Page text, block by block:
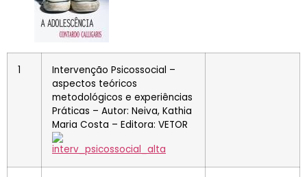
1
Intervenção Psicossocial –
aspectos teóricos
metodológicos e experiências
Práticas – Autor: Neiva, Kathia
Maria Costa – Editora: VETOR